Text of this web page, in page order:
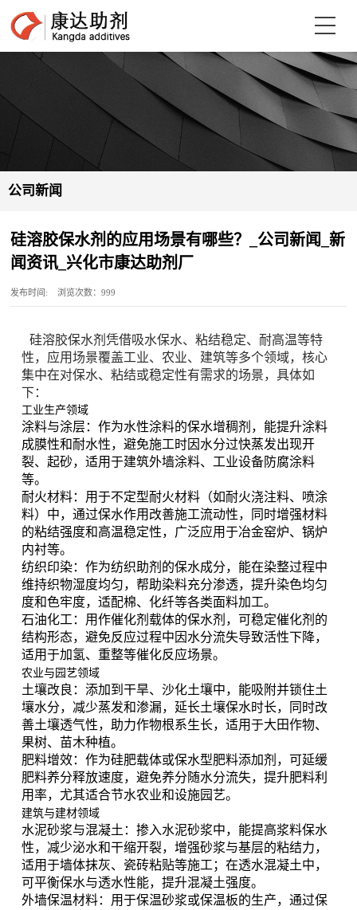
公司新闻
硅溶胶保水剂的应用场景有哪些？_公司新闻_新
闻资讯_兴化市康达助剂厂
发布时间: 浏览次数：999
硅溶胶保水剂凭借吸水保水、粘结稳定、耐高温等特
性，应用场景覆盖工业、农业、建筑等多个领域，核心
集中在对保水、粘结或稳定性有需求的场景，具体如
下：
工业生产领域
涂料与涂层 ：作为水性涂料的保水增稠剂，能提升涂料
成膜性和耐水性，避免施工时因水分过快蒸发出现开
裂、起砂，适用于建筑外墙涂料、工业设备防腐涂料
等。
耐火材料：用于不定型耐火材料（如耐火浇注料、喷涂
料）中，通过保水作用改善施工流动性，同时增强材料
的粘结强度和高温稳定性，广泛应用于冶金窑炉、锅炉
内衬等。
纺织印染：作为纺织助剂的保水成分，能在染整过程中
维持织物湿度均匀，帮助染料充分渗透，提升染色均匀
度和色牢度，适配棉、化纤等各类面料加工。
石油化工 ：用作催化剂载体的保水剂，可稳定催化剂的
结构形态，避免反应过程中因水分流失导致活性下降，
适用于加氢、重整等催化反应场景。
农业与园艺领域
土壤改良 ：添加到干旱、沙化土壤中，能吸附并锁住土
壤水分，减少蒸发和渗漏，延长土壤保水时长，同时改
善土壤透气性，助力作物根系生长，适用于大田作物、
果树、苗木种植。
肥料增效：作为硅肥载体或保水型肥料添加剂，可延缓
肥料养分释放速度，避免养分随水分流失，提升肥料利
用率，尤其适合节水农业和设施园艺。
建筑与建材领域
水泥砂浆与混凝土 ：掺入水泥砂浆中，能提高浆料保水
性，减少泌水和干缩开裂，增强砂浆与基层的粘结力，
适用于墙体抹灰、瓷砖粘贴等施工；在透水混凝土中，
可平衡保水与透水性能，提升混凝土强度。
外墙保温材料：用于保温砂浆或保温板的生产，通过保